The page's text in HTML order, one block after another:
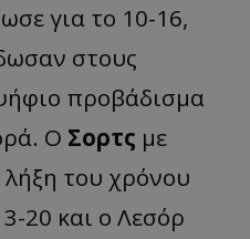
για το 10-16,
στους
προβάδισμα
Ο Σορτς με
του χρόνου
20 και ο Λεσόρ